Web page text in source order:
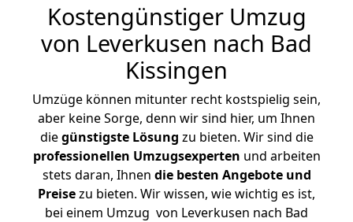
Kostengünstiger Umzug
von Leverkusen nach Bad
Kissingen
Umzüge können mitunter recht kostspielig sein,
aber keine Sorge, denn wir sind hier, um Ihnen
diegünstigste Lösung zu bieten. Wir sind die
professionellen Umzugsexperten und arbeiten
stets daran, Ihnen die besten Angebote und
Preisezu bieten. Wir wissen, wie wichtig es ist,
bei einem Umzug von Leverkusen nach Bad